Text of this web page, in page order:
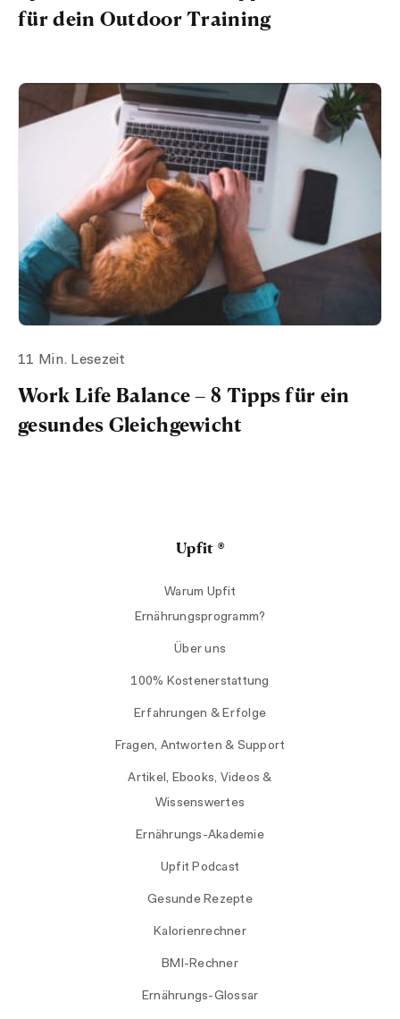
für dein Outdoor Training
Work Life Balance – 8 Tipps für ein
gesundes Gleichgewicht
11 Min. Lesezeit
Upfit ®
Warum Upfit
Ernährungsprogramm?
Über uns
100% Kostenerstattung
Erfahrungen & Erfolge
Fragen, Antworten & Support
Artikel, Ebooks, Videos &
Wissenswertes
Ernährungs-Akademie
Upfit Podcast
Gesunde Rezepte
Kalorienrechner
BMI-Rechner
Ernährungs-Glossar